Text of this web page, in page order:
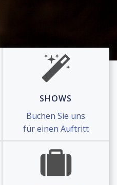
SHOWS
Buchen Sie uns
für einen Auftritt